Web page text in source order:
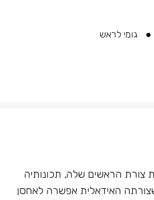
גומי לראש
הראשים שלה, תכונותיה
האידאלית אפשרה לאחסן